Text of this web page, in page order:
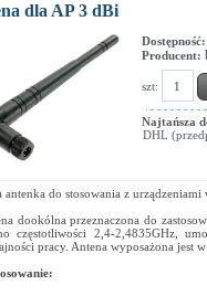
dla AP 3 dBi
Dostępność:
Producent:
szt:
Najtańsza
DHL
antenka do stosowania z
dookólna przeznaczona do
częstotliwości 2,4-2,4835GHz,
pracy. Antena wyposażona jest w